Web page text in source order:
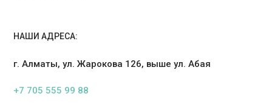
НАШИ АДРЕСА:
г. Алматы, ул. Жарокова 126, выше ул. Абая
+7 705 555 99 88